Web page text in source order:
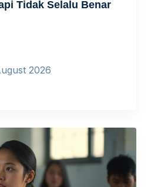
Tidak Selalu Benar
2026